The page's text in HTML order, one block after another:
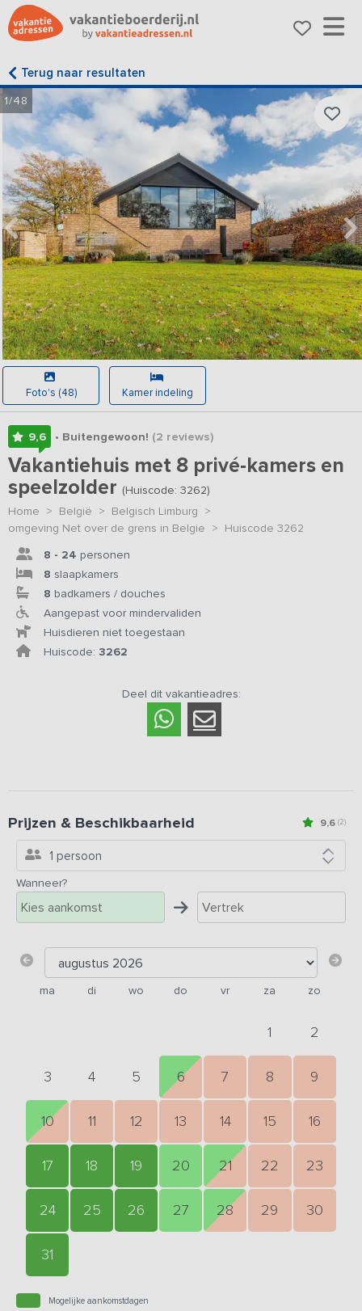
Terug naar resultaten
1/48
Foto's (48) Kamer indeling
9,6 • Buitengewoon! (2 reviews)
Vakantiehuis met 8 privé-kamers en
speelzolder (Huiscode: 3262)
Home > België > Belgisch Limburg >
omgeving Net over de grens in Belgie > Huiscode 3262
8 - 24 personen
8 slaapkamers
8 badkamers / douches
Aangepast voor mindervaliden
Huisdieren niet toegestaan
Huiscode: 3262
Deel dit vakantieadres:
9,6 (2)
Prijzen & Beschikbaarheid
1 persoon
Wanneer?
ma di wo do vr za zo
1 2
3 4 5 6 7 8 9
10 11 12 13 14 15 16
17 18 19 20 21 22 23
24 25 26 27 28 29 30
31
Mogelijke aankomstdagen